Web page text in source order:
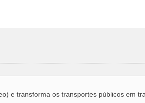
e transforma os transportes públicos em